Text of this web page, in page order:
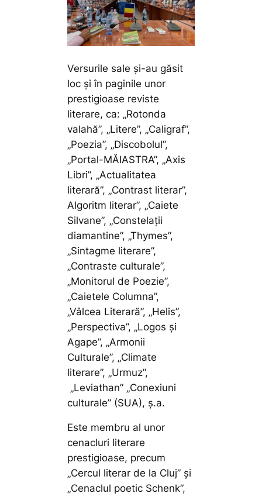
Versurile sale și-au găsit
loc și în paginile unor
prestigioase reviste
literare, ca: „Rotonda
valahă”, „Litere”, „Caligraf”,
„Poezia”, „Discobolul”,
„Portal-MĂIASTRA”, „Axis
Libri”, „Actualitatea
literară”, „Contrast literar”,
Algoritm literar”, „Caiete
Silvane”, „Constelații
diamantine”, „Thymes”,
„Sintagme literare”,
„Contraste culturale”,
„Monitorul de Poezie”,
„Caietele Columna”,
„Vâlcea Literară”, „Helis”,
„Perspectiva”, „Logos și
Agape”, „Armonii
Culturale”, „Climate
literare”, „Urmuz”,
„Leviathan” „Conexiuni
culturale” (SUA), ș.a.
Este membru al unor
cenacluri literare
prestigioase, precum
„Cercul literar de la Cluj” și
„Cenaclul poetic Schenk”,